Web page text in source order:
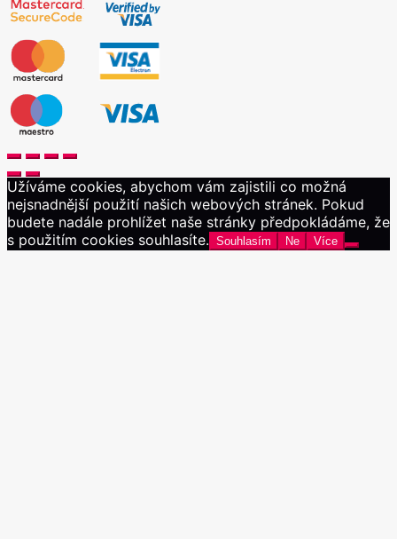
Užíváme cookies, abychom vám zajistili co možná
nejsnadnější použití našich webových stránek. Pokud
budete nadále prohlížet naše stránky předpokládáme, že
s použitím cookies souhlasíte. Souhlasím Ne Více